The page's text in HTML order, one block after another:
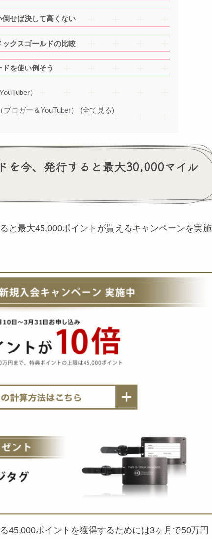
せば決して高くない
クスゴールドの比較
を使い倒そう
）
ロガー＆YouTuber） (全て見る)
を今、発行すると最大30,000マイル
と最大45,000ポイントが貰えるキャンペーンを実施
45,000ポイントを獲得するためには3ヶ月で50万円